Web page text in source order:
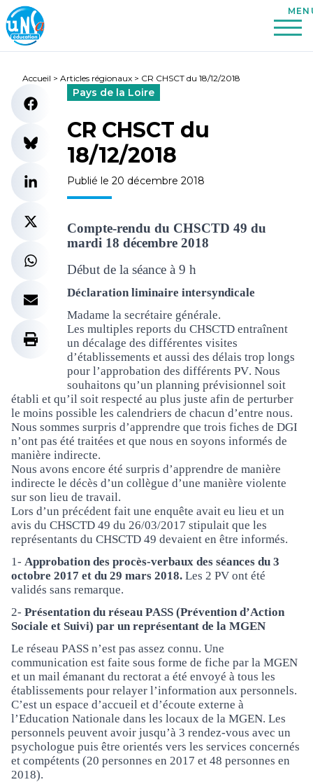
Accueil > Articles régionaux > CR CHSCT du 18/12/2018
Pays de la Loire
CR CHSCT du
18/12/2018
Publié le 20 décembre 2018
Compte-rendu du CHSCTD 49 du
mardi 18 décembre 2018
Début de la séance à 9 h
Déclaration liminaire intersyndicale
Madame la secrétaire générale.
Les multiples reports du CHSCTD entraînent
un décalage des différentes visites
d’établissements et aussi des délais trop longs
pour l’approbation des différents PV. Nous
souhaitons qu’un planning prévisionnel soit
établi et qu’il soit respecté au plus juste afin de perturber
le moins possible les calendriers de chacun d’entre nous.
Nous sommes surpris d’apprendre que trois fiches de DGI
n’ont pas été traitées et que nous en soyons informés de
manière indirecte.
Nous avons encore été surpris d’apprendre de manière
indirecte le décès d’un collègue d’une manière violente
sur son lieu de travail.
Lors d’un précédent fait une enquête avait eu lieu et un
avis du CHSCTD 49 du 26/03/2017 stipulait que les
représentants du CHSCTD 49 devaient en être informés.
1- Approbation des procès-verbaux des séances du 3
octobre 2017 et du 29 mars 2018. Les 2 PV ont été
validés sans remarque.
2- Présentation du réseau PASS (Prévention d’Action
Sociale et Suivi) par un représentant de la MGEN
Le réseau PASS n’est pas assez connu. Une
communication est faite sous forme de fiche par la MGEN
et un mail émanant du rectorat a été envoyé à tous les
établissements pour relayer l’information aux personnels.
C’est un espace d’accueil et d’écoute externe à
l’Education Nationale dans les locaux de la MGEN. Les
personnels peuvent avoir jusqu’à 3 rendez-vous avec un
psychologue puis être orientés vers les services concernés
et compétents (20 personnes en 2017 et 48 personnes en
2018).